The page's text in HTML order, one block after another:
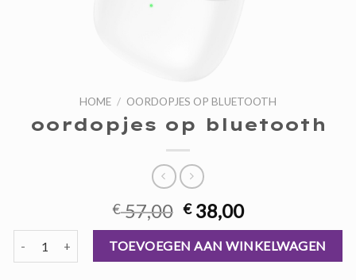
HOME / OORDOPJES OP BLUETOOTH
oordopjes op bluetooth
€57,00 Oorspronkelijke
prijs
was:
€ 57,00.
€38,00Huidige
prijs
is:
€ 38,00.
oordopjes op bluetooth aantalTOEVOEGEN AAN WINKELWAGEN